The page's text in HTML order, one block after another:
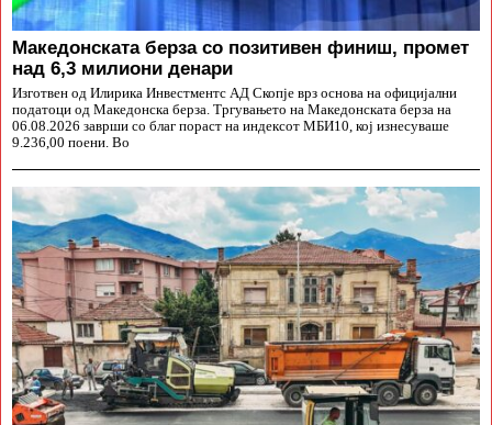
Македонската берза со позитивен финиш, промет
над 6,3 милиони денари
Изготвен од Илирика Инвестментс АД Скопје врз основа на официјални
податоци од Македонска берза. Тргувањето на Македонската берза на
06.08.2026 заврши со благ пораст на индексот МБИ10, кој изнесуваше
9.236,00 поени. Во